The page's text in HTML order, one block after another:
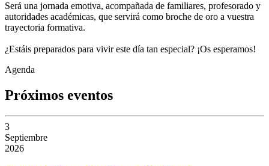
Será una jornada emotiva, acompañada de familiares, profesorado y
autoridades académicas, que servirá como broche de oro a vuestra
trayectoria formativa.
¿Estáis preparados para vivir este día tan especial? ¡Os esperamos!
Agenda
Próximos eventos
3
Septiembre
2026